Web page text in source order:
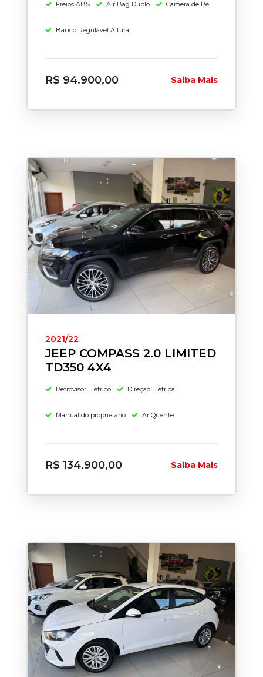
Freios ABS Air Bag Duplo Câmera de Ré
Banco Regulável Altura
R$ 94.900,00 Saiba Mais
2021/22
JEEP COMPASS 2.0 LIMITED
TD350 4X4
Retrovisor Elétrico Direção Elétrica
Manual do proprietário Ar Quente
R$ 134.900,00 Saiba Mais